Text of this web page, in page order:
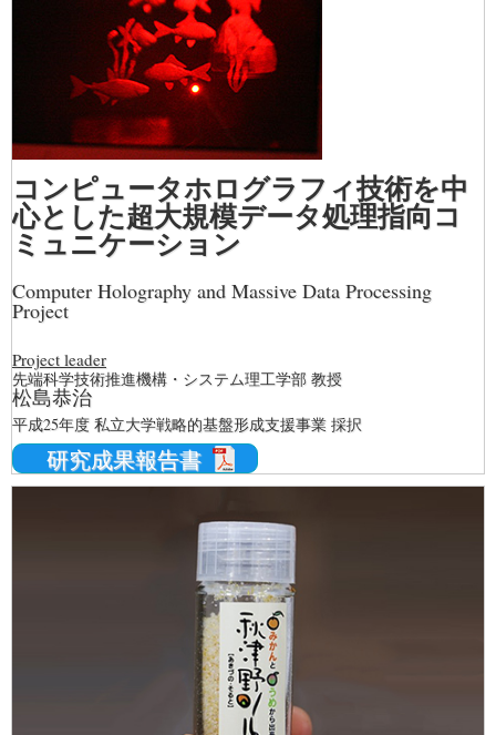
コンピュータホログラフィ技術を中
心とした超大規模データ処理指向コ
ミュニケーション
Computer Holography and Massive Data Processing
Project
Project leader
先端科学技術推進機構・システム理工学部 教授
松島恭治
平成25年度 私立大学戦略的基盤形成支援事業 採択
研究成果報告書